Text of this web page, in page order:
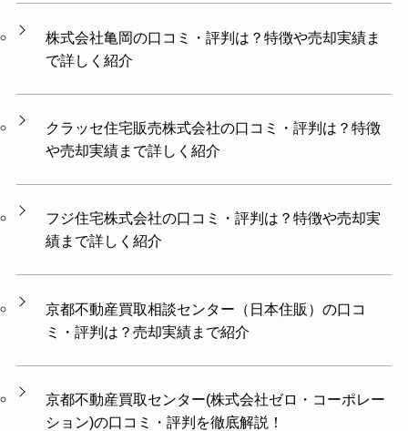
株式会社亀岡の口コミ・評判は？特徴や売却実績ま
で詳しく紹介
クラッセ住宅販売株式会社の口コミ・評判は？特徴
や売却実績まで詳しく紹介
フジ住宅株式会社の口コミ・評判は？特徴や売却実
績まで詳しく紹介
京都不動産買取相談センター（日本住販）の口コ
ミ・評判は？売却実績まで紹介
京都不動産買取センター(株式会社ゼロ・コーポレー
ション)の口コミ・評判を徹底解説！